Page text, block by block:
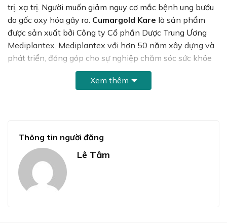
trị, xạ trị. Người muốn giảm nguy cơ mắc bệnh ung bướu
do gốc oxy hóa gây ra. Cumargold Kare là sản phẩm
được sản xuất bởi Công ty Cổ phần Dược Trung Ương
Mediplantex. Mediplantex với hơn 50 năm xây dựng và
phát triển, đóng góp cho sự nghiệp chăm sóc sức khỏe
Xem thêm
Thông tin người đăng
Lê Tâm